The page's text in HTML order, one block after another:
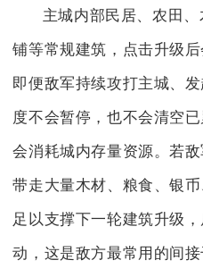
主城内部民居、农田
铺等常规建筑，点击升级
即便敌军持续攻打主城、
度不会暂停，也不会清空
会消耗城内存量资源。若
带走大量木材、粮食、银
足以支撑下一轮建筑升级
动，这是敌方最常用的间